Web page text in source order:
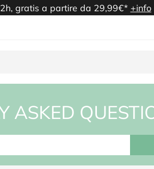
gratis a partire da 29,99€* +info
ASKED